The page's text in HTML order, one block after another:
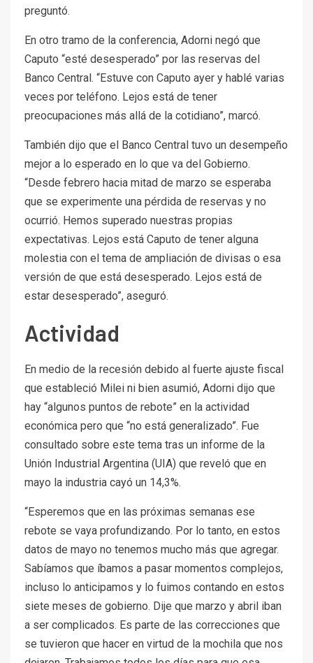
preguntó.
En otro tramo de la conferencia, Adorni negó que
Caputo “esté desesperado” por las reservas del
Banco Central. “Estuve con Caputo ayer y hablé varias
veces por teléfono. Lejos está de tener
preocupaciones más allá de la cotidiano”, marcó.
También dijo que el Banco Central tuvo un desempeño
mejor a lo esperado en lo que va del Gobierno.
“Desde febrero hacia mitad de marzo se esperaba
que se experimente una pérdida de reservas y no
ocurrió. Hemos superado nuestras propias
expectativas. Lejos está Caputo de tener alguna
molestia con el tema de ampliación de divisas o esa
versión de que está desesperado. Lejos está de
estar desesperado”, aseguró.
Actividad
En medio de la recesión debido al fuerte ajuste fiscal
que estableció Milei ni bien asumió, Adorni dijo que
hay “algunos puntos de rebote” en la actividad
económica pero que “no está generalizado”. Fue
consultado sobre este tema tras un informe de la
Unión Industrial Argentina (UIA) que reveló que en
mayo la industria cayó un 14,3%.
“Esperemos que en las próximas semanas ese
rebote se vaya profundizando. Por lo tanto, en estos
datos de mayo no tenemos mucho más que agregar.
Sabíamos que íbamos a pasar momentos complejos,
incluso lo anticipamos y lo fuimos contando en estos
siete meses de gobierno. Dije que marzo y abril iban
a ser complicados. Es parte de las correcciones que
se tuvieron que hacer en virtud de la mochila que nos